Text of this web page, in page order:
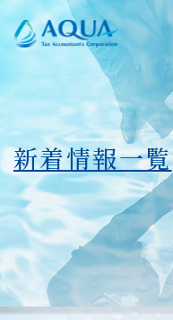
新着情報一覧